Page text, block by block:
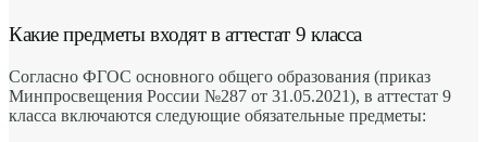
Какие предметы входят в аттестат 9 класса
Согласно ФГОС основного общего образования (приказ
Минпросвещения России №287 от 31.05.2021), в аттестат 9
класса включаются следующие обязательные предметы: